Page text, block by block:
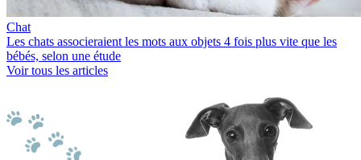
Chat
Les chats associeraient les mots aux objets 4 fois plus vite que les
bébés, selon une étude
Voir tous les articles